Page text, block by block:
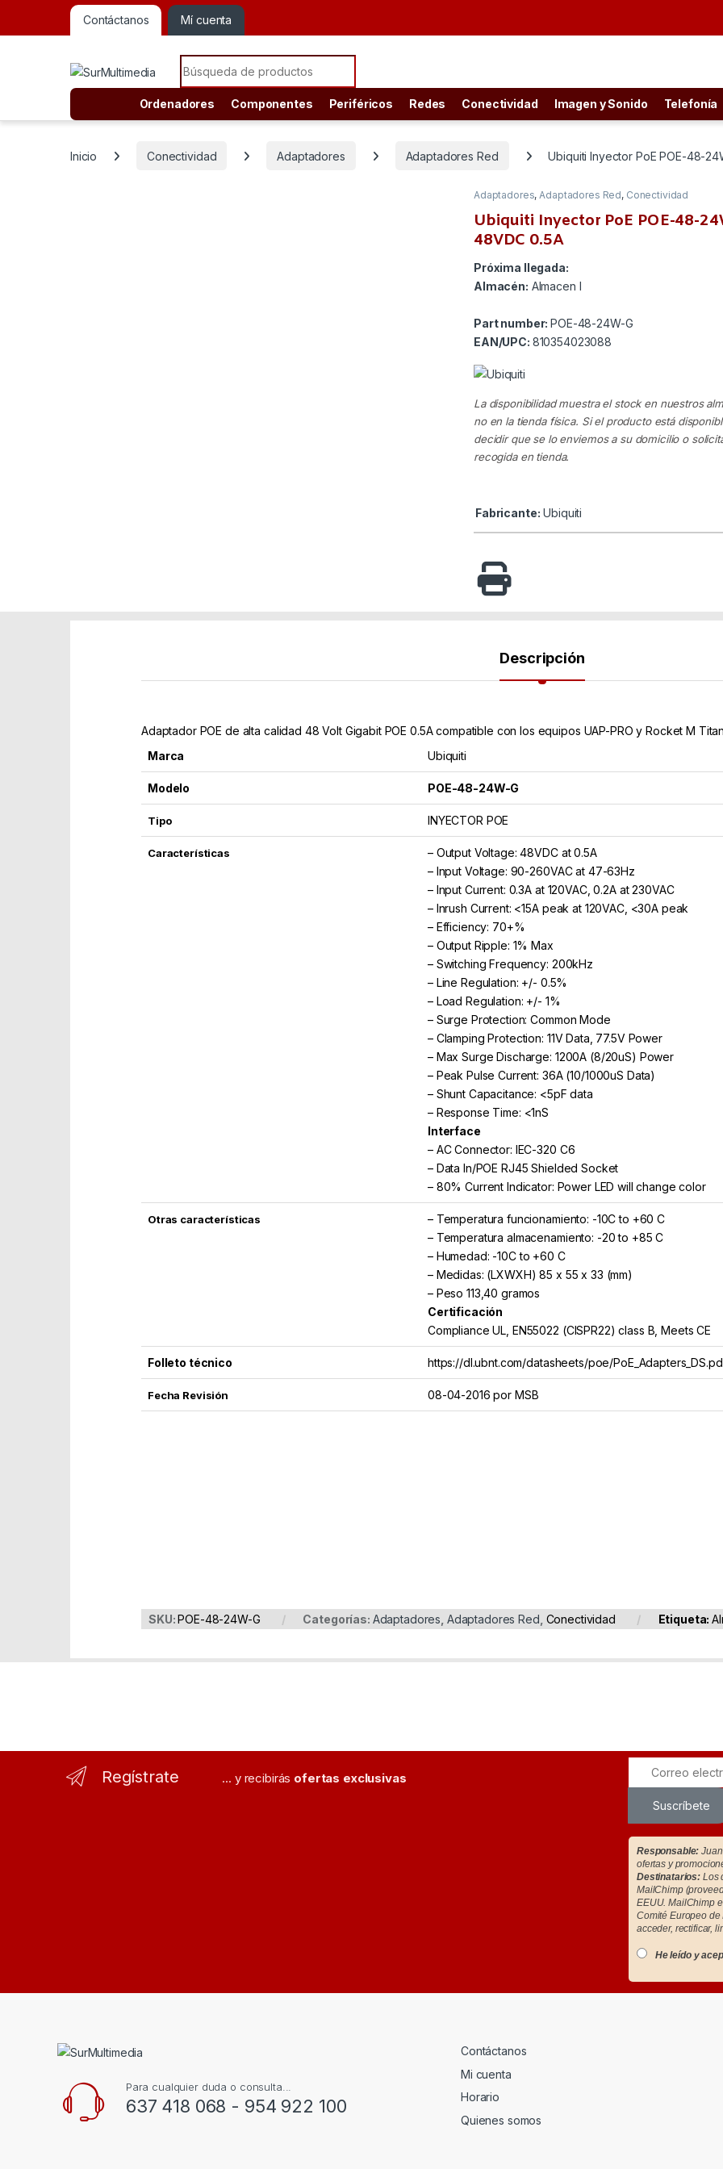
Contáctanos Mí cuenta
Search for:
Ordenadores Componentes Periféricos Redes Conectividad Imagen y Sonido Telefonía
Inicio Conectividad Adaptadores Adaptadores Red Ubiquiti Inyector PoE POE-48-
Adaptadores,Adaptadores Red, Conectividad
Ubiquiti Inyector PoE POE-48-
48VDC 0.5A
Próxima llegada:
Almacén: Almacen I
Part number:POE-48-24W-G
EAN/UPC: 810354023088
La disponibilidad muestra el stock en nuestros
no en la tienda física. Si el producto está
decidir que se lo enviemos a su domicilio o
recogida en tienda.
Fabricante: Ubiquiti
Descripción
Adaptador POE de alta calidad 48 Volt Gigabit POE 0.5A compatible con los equipos UAP-PRO y Rocket M
Marca
Ubiquiti
Modelo POE-48-24W-G
Tipo INYECTOR POE
Características
– Output Voltage: 48VDC at 0.5A
– Input Voltage: 90-260VAC at 47-63Hz
– Input Current: 0.3A at 120VAC, 0.2A at 230VAC
– Inrush Current: <15A peak at 120VAC, <30A peak
– Efficiency: 70+%
– Output Ripple: 1% Max
– Switching Frequency: 200kHz
– Line Regulation: +/- 0.5%
– Load Regulation: +/- 1%
– Surge Protection: Common Mode
– Clamping Protection: 11V Data, 77.5V Power
– Max Surge Discharge: 1200A (8/20uS) Power
– Peak Pulse Current: 36A (10/1000uS Data)
– Shunt Capacitance: <5pF data
– Response Time: <1nS
Interface
– AC Connector: IEC-320 C6
– Data In/POE RJ45 Shielded Socket
– 80% Current Indicator: Power LED will change color
Otras características
– Temperatura funcionamiento: -10C to +60 C
– Temperatura almacenamiento: -20 to +85 C
– Humedad: -10C to +60 C
– Medidas: (LXWXH) 85 x 55 x 33 (mm)
– Peso 113,40 gramos
Certificación
Compliance UL, EN55022 (CISPR22) class B, Meets CE
Folleto técnico https://dl.ubnt.com/datasheets/poe/
Fecha Revisión 08-04-2016 por MSB
SKU:POE-48-24W-G Categorías: Adaptadores Adaptadores Red Conectividad Etiqueta:
Regístrate ... y recibirás ofertas exclusivas
Suscríbete
Responsable:
ofertas y
Destinatarios: Los
MailChimp
EEUU. MailChimp
Comité Europeo
acceder, rectificar,
He leído y
Para cualquier duda o consulta...
637 418 068 - 954 922 100
Contáctanos
Mi cuenta
Horario
Quienes somos